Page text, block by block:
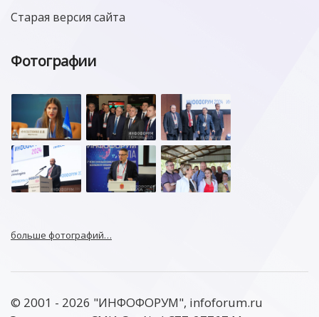
Старая версия сайта
Фотографии
больше фотографий…
© 2001 - 2026 "ИНФОФОРУМ", infoforum.ru